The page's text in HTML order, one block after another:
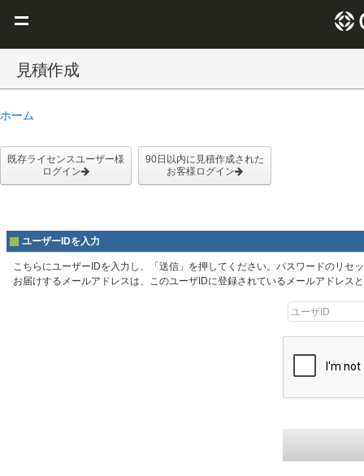
Claris を選ぶ理由
リソース
ブログ
見積作成
ホーム
既存ライセンスユーザー様
ログイン
90日以内に見積作成された
お客様ログイン
ユーザーIDを入力
こちらにユーザーIDを入力し、「送信」を押してください。パスワードのリセ
お届けするメールアドレスは、このユーザIDに登録されているメールアドレス